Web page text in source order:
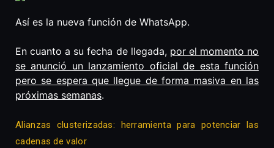
Así es la nueva función de WhatsApp.
En cuanto a su fecha de llegada, por el momento no
se anunció un lanzamiento oficial de esta función
pero se espera que llegue de forma masiva en las
próximas semanas.
Alianzas clusterizadas: herramienta para potenciar las
cadenas de valor